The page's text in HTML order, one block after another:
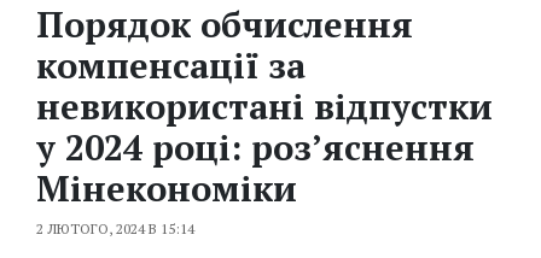
Порядок обчислення
компенсації за
невикористані відпустки
у 2024 році: роз’яснення
Мінекономіки
2 ЛЮТОГО, 2024 В 15:14